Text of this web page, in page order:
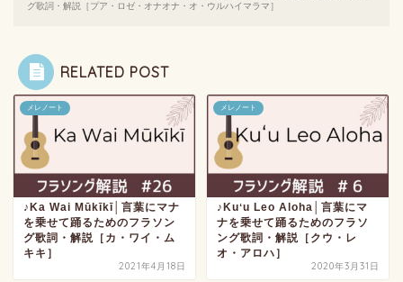
グ歌詞・解説［プア・ロゼ・オナオナ・オ・ウルハイマラマ］
RELATED POST
メレノート
♪Ka Wai Mūkīkī│言葉にマナ
を乗せて踊るためのフラソン
グ歌詞・解説［カ・ワイ・ム
キキ］
2021年4月18日
メレノート
♪Kuʻu Leo Aloha│言葉にマ
ナを乗せて踊るためのフラソ
ング歌詞・解説［クウ・レ
オ・アロハ］
2020年3月31日